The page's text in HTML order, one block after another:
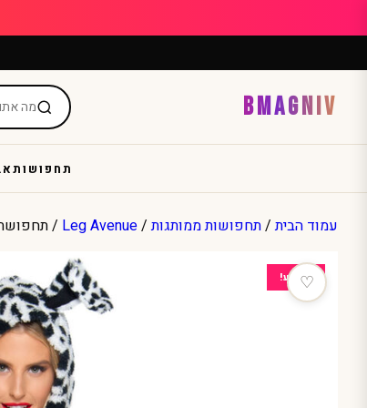
to
BMAGNIV
תחפושות
עמוד הבית/תחפושות ממותגות/
Leg Avenue
/
מבצע!
♡